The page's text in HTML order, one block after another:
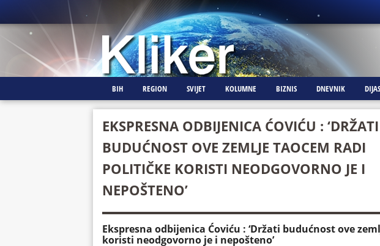
BIH REGION SVIJET KOLUMNE BIZNIS DNEVNIK
EKSPRESNA ODBIJENICA ĆOVIĆU : ‘DRŽATI
BUDUĆNOST OVE ZEMLJE TAOCEM RADI
POLITIČKE KORISTI NEODGOVORNO JE I
NEPOŠTENO’
Ekspresna odbijenica Ćoviću : ‘Držati budućnost ove
koristi neodgovorno je i nepošteno’